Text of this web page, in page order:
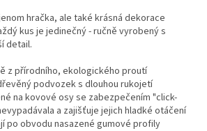
hračka, ale také krásná dekorace
kus je jedinečný - ručně vyrobený s
detail.
z přírodního, ekologického proutí
podvozek s dlouhou rukojetí
na kovové osy se zabezpečením "click-
a zajišťuje jejich hladké otáčení
po obvodu nasazené gumové profily